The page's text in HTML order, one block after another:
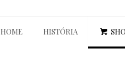
HOME HISTÓRIA